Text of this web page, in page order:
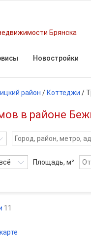
Брянска
Новостройки
район / Коттеджи /
в районе
Площадь, м²
11